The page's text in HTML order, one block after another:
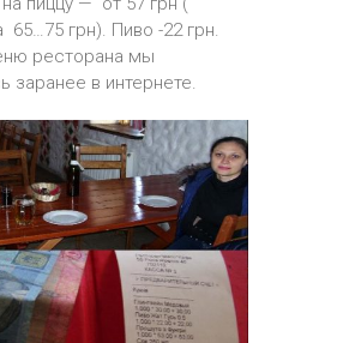
65…75 грн). Пиво -22 грн.
ресторана мы
заранее в интернете.